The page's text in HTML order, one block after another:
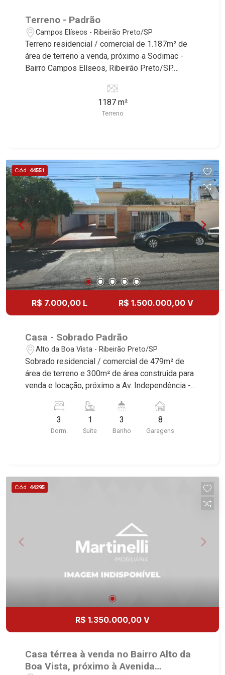
Terreno - Padrão
Campos Elíseos - Ribeirão Preto/SP
Terreno residencial / comercial de 1.187m² de
área de terreno a venda, próximo a Sodimac -
Bairro Campos Elíseos, Ribeirão Preto/SP.
Martinelli Imobiliária selecionou para você: -
1.187m² de área de terreno - Plano Martinelli
Imobiliária, referência no mercado imobiliário
1187 m²
Terreno
Cód. 44551
R$ 7.000,00 L R$ 1.500.000,00 V
Casa - Sobrado Padrão
Alto da Boa Vista - Ribeirão Preto/SP
Sobrado residencial / comercial de 479m² de
área de terreno e 300m² de área construida para
venda e locação, próximo a Av. Independência -
Conheça as características deste imóvel que a
Martinelli Imobiliária selecionou para você: -
479m² de área de terreno e 300m² de área
Lavabo - Cozinha e área de serviço planejadas -
Área gourmet com churrasqueira - Quintal -
desde 2000. Especialistas em Venda e Locação!
Avenida João Fiúsa, 1051 - Alto da Boa Vista
| Ribeirão Preto.
3
Dorm.
1
Suite
3
Banho
8
Garagens
Cód. 44295
R$ 1.350.000,00 V
Casa térrea à venda no Bairro Alto da
Boa Vista, próximo à Avenida